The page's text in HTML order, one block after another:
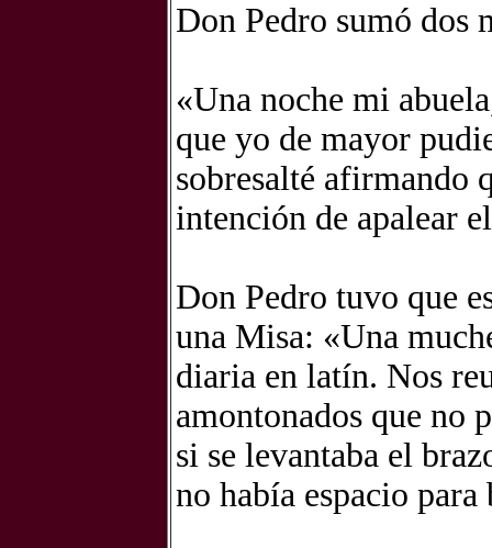
Don Pedro sumó dos
«Una noche mi
que yo de mayor
sobresalté afirmando
intención de apalear
Don Pedro tuvo que
una Misa: «Una
diaria en latín. Nos
amontonados que no
si se levantaba el
no había espacio